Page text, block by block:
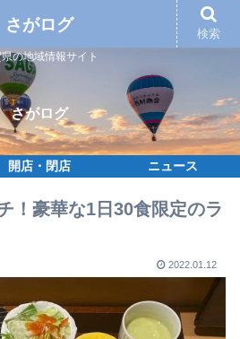
の地域情報サイト
さがログ
開店・閉店 ニュース
！豪華な1日30食限定のラ
2022.01.12
さがログ 検索